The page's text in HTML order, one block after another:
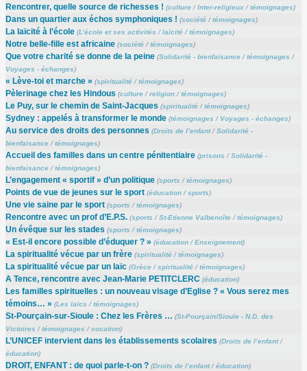
Rencontrer, quelle source de richesses ! (culture/Inter-religieux/témoignages)
Dans un quartier aux échos symphoniques ! (société/témoignages)
La laïcité à l’école (L’école et ses activités /laïcité/témoignages)
Notre belle-fille est africaine (société/témoignages)
Que votre charité se donne de la peine (Solidarité - bienfaisance/témoignages /
Voyages - échanges)
« Lève-toi et marche » (spiritualité/témoignages)
Pèlerinage chez les Hindous (culture/religion/témoignages)
Le Puy, sur le chemin de Saint-Jacques (spiritualité/témoignages)
Sydney : appelés à transformer le monde (témoignages / Voyages - échanges)
Au service des droits des personnes (Droits de l’enfant/Solidarité -
bienfaisance/témoignages)
Accueil des familles dans un centre pénitentiaire (prisons /Solidarité -
bienfaisance/témoignages)
L’engagement « sportif » d’un politique (sports /témoignages)
Points de vue de jeunes sur le sport (éducation/sports)
Une vie saine par le sport (sports /témoignages)
Rencontre avec un prof d’E.P.S. (sports /St-Etienne Valbenoîte/témoignages)
Un évêque sur les stades (sports /témoignages)
« Est-il encore possible d’éduquer ? » (éducation/Enseignement)
La spiritualité vécue par un frère (spiritualité/témoignages)
La spiritualité vécue par un laïc (Grèce/spiritualité/témoignages)
A Tence, rencontre avec Jean-Marie PETITCLERC (éducation)
Les familles spirituelles : un nouveau visage d’Eglise ? « Vous serez mes
témoins… » (Les laïcs /témoignages)
St-Pourçain-sur-Sioule : Chez les Frères … (St-Pourçain/Sioule - N.D. des
Victoires /témoignages /vocation)
L’UNICEF intervient dans les établissements scolaires (Droits de l’enfant/
éducation)
DROIT, ENFANT : de quoi parle-t-on ? (Droits de l’enfant/éducation)